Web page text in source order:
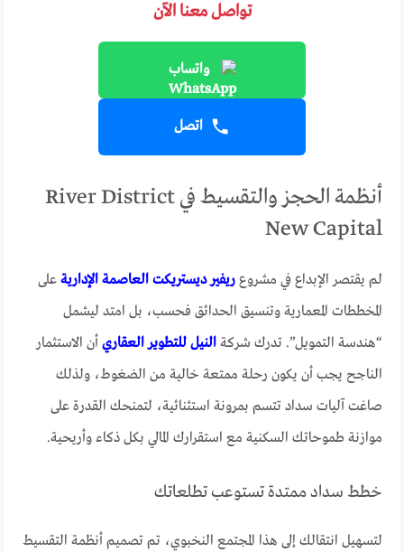
تواصل معنا الآن
واتساب
اتصل
أنظمة الحجز والتقسيط في River District
New Capital
لم يقتصر الإبداع في مشروعريفير ديستريكت العاصمة الإدارية على
المخططات المعمارية وتنسيق الحدائق فحسب، بل امتد ليشمل
“هندسة التمويل”. تدرك شركةالنيل للتطوير العقاري أن الاستثمار
الناجح يجب أن يكون رحلة ممتعة خالية من الضغوط، ولذلك
صاغت آليات سداد تتسم بمرونة استثنائية، لتمنحك القدرة على
موازنة طموحاتك السكنية مع استقرارك المالي بكل ذكاء وأريحية.
خطط سداد ممتدة تستوعب تطلعاتك
لتسهيل انتقالك إلى هذا المجتمع النخبوي، تم تصميم أنظمة التقسيط